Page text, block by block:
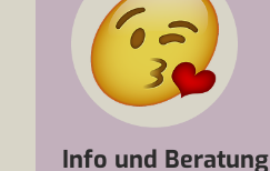
Info und Beratung